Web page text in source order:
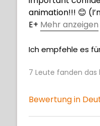
animation!!! 😊
E+ Mehr anzeigen
Ich empfehle es
7 Leute fanden das
Bewertung in